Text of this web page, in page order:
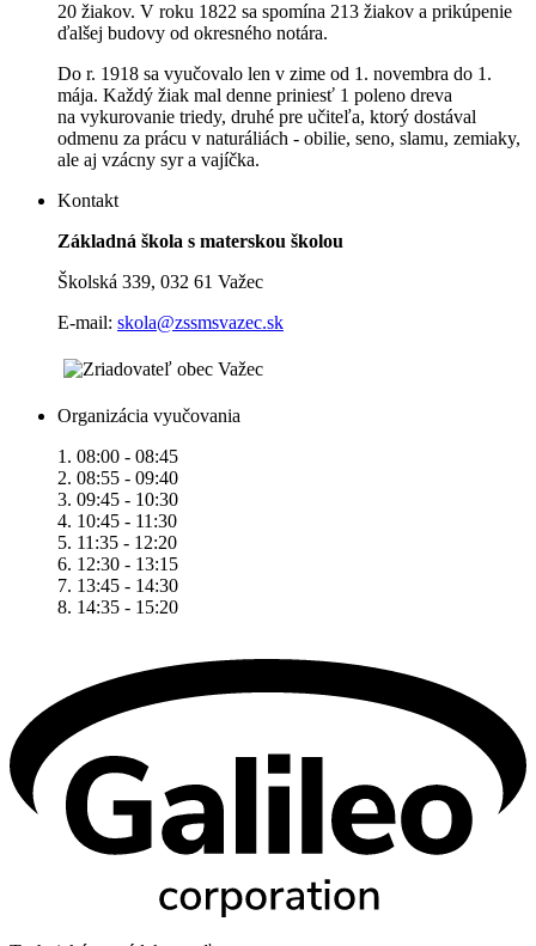
20 žiakov. V roku 1822 sa spomína 213 žiakov a prikúpenie
ďalšej budovy od okresného notára.
Do r. 1918 sa vyučovalo len v zime od 1. novembra do 1.
mája. Každý žiak mal denne priniesť 1 poleno dreva
na vykurovanie triedy, druhé pre učiteľa, ktorý dostával
odmenu za prácu v naturáliách - obilie, seno, slamu, zemiaky,
ale aj vzácny syr a vajíčka.
Kontakt
Základná škola s materskou školou
Školská 339, 032 61 Važec
E-mail: skola@zssmsvazec.sk
Organizácia vyučovania
1. 08:00 - 08:45
2. 08:55 - 09:40
3. 09:45 - 10:30
4. 10:45 - 11:30
5. 11:35 - 12:20
6. 12:30 - 13:15
7. 13:45 - 14:30
8. 14:35 - 15:20